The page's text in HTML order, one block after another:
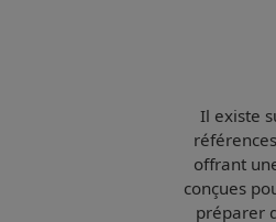
Il existe
offrant
conçues
préparer